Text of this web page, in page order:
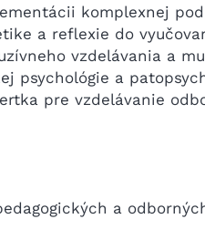
komplexnej
a reflexie do
vzdelávania a
psychológie a
pre vzdelávanie
a